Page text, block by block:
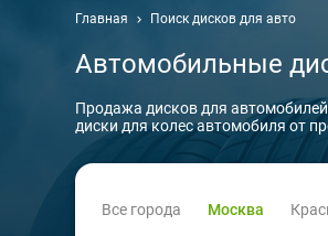
Главная Поиск дисков для авто
Автомобильные
Продажа дисков для
диски для колес автомобиля от
Все города Москва